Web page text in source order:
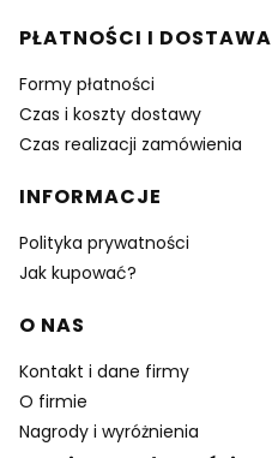
PŁATNOŚCI I DOSTAWA
Formy płatności
Czas i koszty dostawy
Czas realizacji zamówienia
INFORMACJE
Polityka prywatności
Jak kupować?
O NAS
Kontakt i dane firmy
O firmie
Nagrody i wyróżnienia